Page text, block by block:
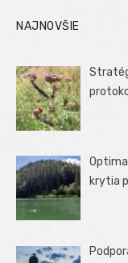
NAJNOVŠIE
krytia